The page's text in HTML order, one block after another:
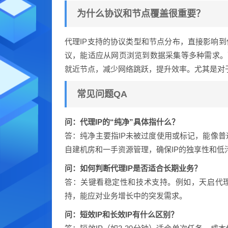
为什么协议和节点覆盖很重要？
代理IP支持的协议类型和节点分布，直接影响
议，能适应从网页浏览到数据采集等多种需求
就近节点，减少网络跳跃，提升效率。尤其是
常见问题QA
问：代理IP的“纯净”具体指什么？
答：纯净主要指IP未被过度使用或标记，能像
自建机房和一手资源管理，确保IP的独享性和低
问：如何判断代理IP是否适合长期业务？
答：关键看稳定性和技术支持。例如，天启代
持，能应对业务增长中的突发需求。
问：短效IP和长效IP有什么区别？